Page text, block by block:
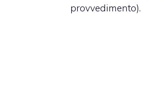
provvedimento).